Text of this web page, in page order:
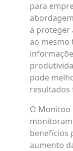
para
a proteger
ao mesmo
pode
resultados
O Monitoo
benefícios
aumento